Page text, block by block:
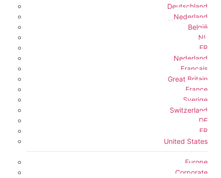
Deutschland
Nederland
België
NL
FR
Nederland
Français
Great Britain
France
Sverige
Switzerland
DE
FR
United States
Europe
Corporate